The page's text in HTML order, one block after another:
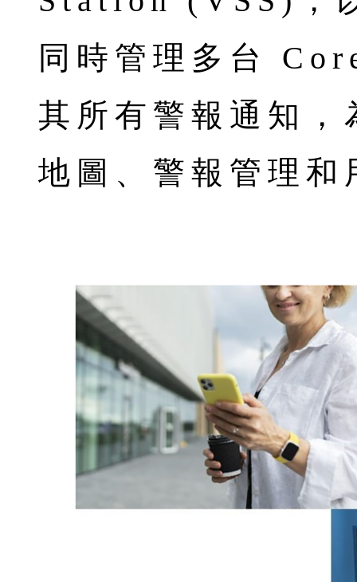
同時管理多台
其所有警報通知
地圖、警報管理